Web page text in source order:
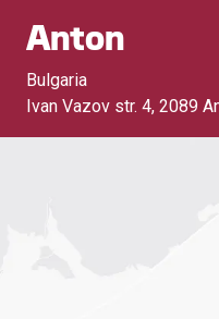
Anton
Bulgaria
Ivan Vazov str. 4, 2089